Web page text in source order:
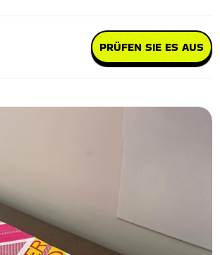
PRÜFEN SIE ES AUS